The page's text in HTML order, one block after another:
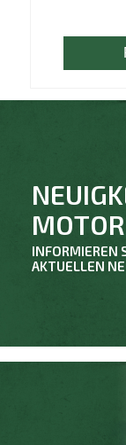
MOTOR
INFORMIEREN
AKTUELLEN